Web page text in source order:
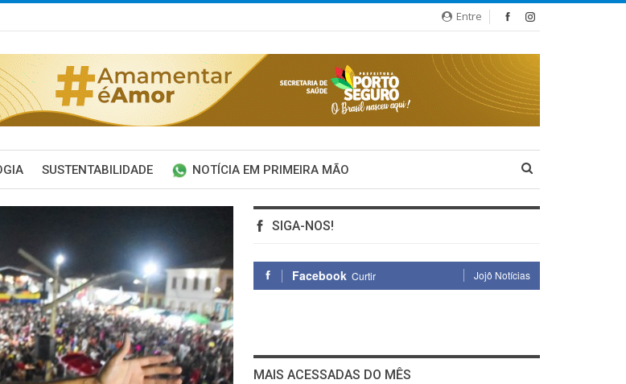
Entre
SUSTENTABILIDADE NOTÍCIA EM PRIMEIRA MÃO
SIGA-NOS!
Facebook Curtir Jojô Notícias
MAIS ACESSADAS DO MÊS